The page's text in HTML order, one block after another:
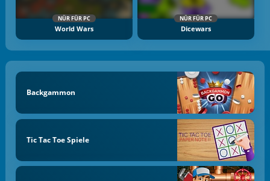
NÜR FÜR PC
World Wars
NÜR FÜR PC
Dicewars
Backgammon
Tic Tac Toe Spiele